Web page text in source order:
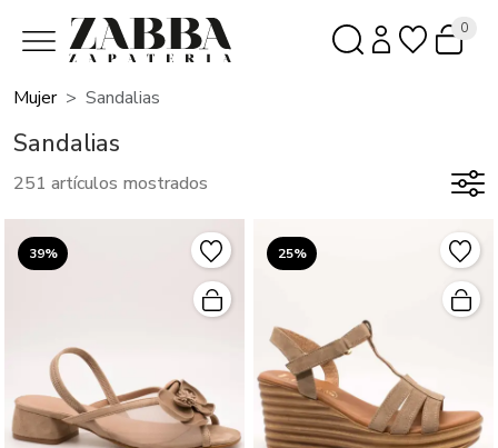
0
Mujer Sandalias
Sandalias
251 artículos mostrados
39% 25%